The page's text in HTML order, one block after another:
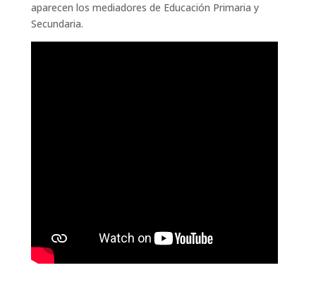
aparecen los mediadores de Educación Primaria y
Secundaria.